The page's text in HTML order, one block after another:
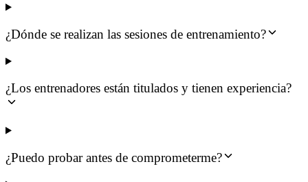
¿Dónde se realizan las sesiones de entrenamiento?
¿Los entrenadores están titulados y tienen experiencia?
¿Puedo probar antes de comprometerme?